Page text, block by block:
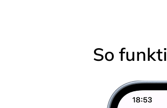
So